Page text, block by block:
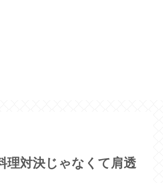
対決じゃなくて肩透